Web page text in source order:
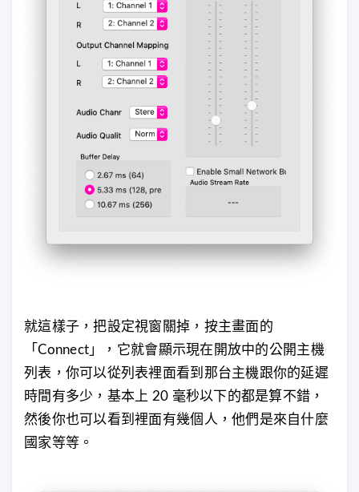
就這樣子，把設定視窗關掉，按主畫面的
「Connect」，它就會顯示現在開放中的公開主機
列表，你可以從列表裡面看到那台主機跟你的延遲
時間有多少，基本上 20 毫秒以下的都是算不錯，
然後你也可以看到裡面有幾個人，他們是來自什麼
國家等等。